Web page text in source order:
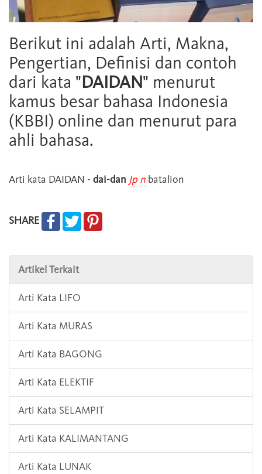
Berikut ini adalah Arti, Makna,
Pengertian, Definisi dan contoh
dari kata "DAIDAN" menurut
kamus besar bahasa Indonesia
(KBBI) online dan menurut para
ahli bahasa.
Arti kata DAIDAN - dai-dan Jp n batalion
SHARE
Artikel Terkait
Arti Kata LIFO
Arti Kata MURAS
Arti Kata BAGONG
Arti Kata ELEKTIF
Arti Kata SELAMPIT
Arti Kata KALIMANTANG
Arti Kata LUNAK